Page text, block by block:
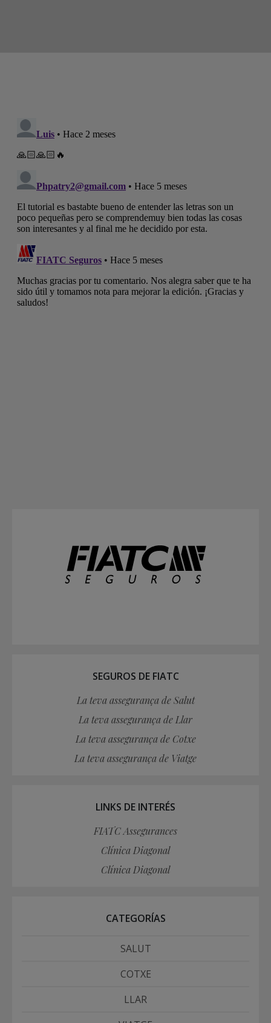
SEGUROS DE FIATC
La teva assegurança de Salut
La teva assegurança de Llar
La teva assegurança de Cotxe
La teva assegurança de Viatge
LINKS DE INTERÉS
FIATC Assegurances
Clínica Diagonal
Clínica Diagonal
CATEGORÍAS
SALUT
COTXE
LLAR